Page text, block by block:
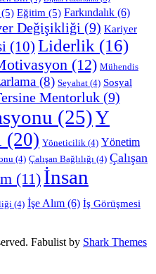
(5) Eğitim (5) Farkındalık (6)
Değişikliği (9) Kariyer
(10) Liderlik (16)
(12) Mühendis
(8) Seyahat (4) Sosyal
Mentorluk (9)
(25)Y
(20) Yöneticilik (4) Yönetim
(4) Çalışan Bağlılığı (4) Çalışan
(11) İnsan
(4) İşe Alım (6) İş Görüşmesi
Fabulist by Shark Themes